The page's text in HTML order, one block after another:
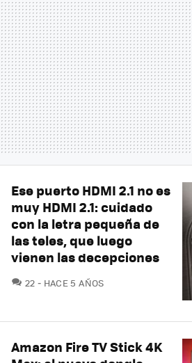
Ese puerto HDMI 2.1 no es
muy HDMI 2.1: cuidado
con la letra pequeña de
las teles, que luego
vienen las decepciones
22 COMENTARIOS
HACE 5 AÑOS
Amazon Fire TV Stick 4K